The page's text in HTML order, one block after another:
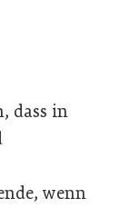
dass in
wenn